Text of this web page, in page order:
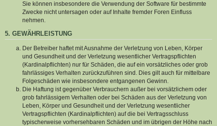
Sie können insbesondere die Verwendung der Software für bestimmte
Zwecke nicht untersagen oder auf Inhalte fremder Foren Einfluss
nehmen.
5. GEWÄHRLEISTUNG
Der Betreiber haftet mit Ausnahme der Verletzung von Leben, Körper
und Gesundheit und der Verletzung wesentlicher Vertragspflichten
(Kardinalpflichten) nur für Schäden, die auf ein vorsätzliches oder grob
fahrlässiges Verhalten zurückzuführen sind. Dies gilt auch für mittelbare
Folgeschäden wie insbesondere entgangenen Gewinn.
Die Haftung ist gegenüber Verbrauchern außer bei vorsätzlichem oder
grob fahrlässigem Verhalten oder bei Schäden aus der Verletzung von
Leben, Körper und Gesundheit und der Verletzung wesentlicher
Vertragspflichten (Kardinalpflichten) auf die bei Vertragsschluss
typischerweise vorhersehbaren Schäden und im übrigen der Höhe nach